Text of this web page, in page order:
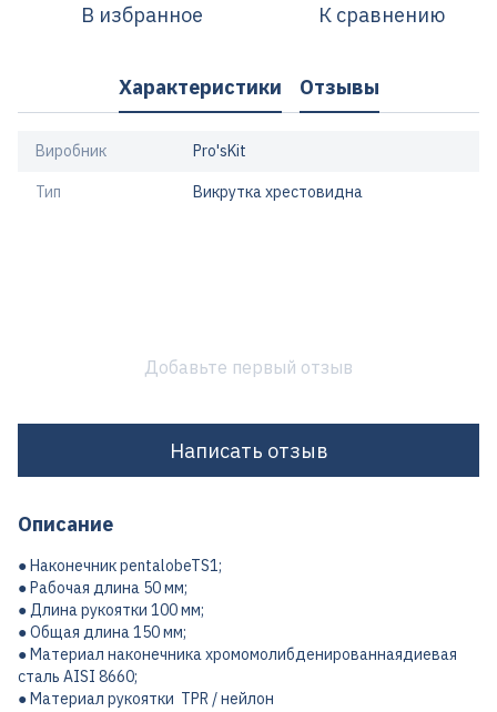
В избранное К сравнению
Характеристики Отзывы
Виробник Pro'sKit
Тип Викрутка хрестовидна
Добавьте первый отзыв
Написать отзыв
Описание
● Наконечник pentalobeTS1;
● Рабочая длина 50 мм;
● Длина рукоятки 100 мм;
● Общая длина 150 мм;
● Материал наконечника хромомолибденированнаядиевая
сталь AISI 8660;
● Материал рукоятки TPR / нейлон